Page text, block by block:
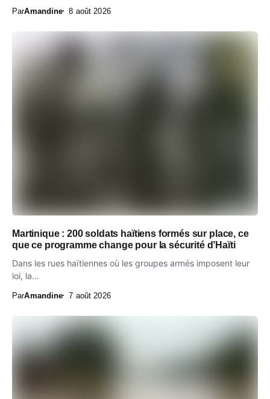
ParAmandine 8 août 2026
Martinique : 200 soldats haïtiens formés sur place, ce
que ce programme change pour la sécurité d’Haïti
Dans les rues haïtiennes où les groupes armés imposent leur
loi, la...
ParAmandine 7 août 2026